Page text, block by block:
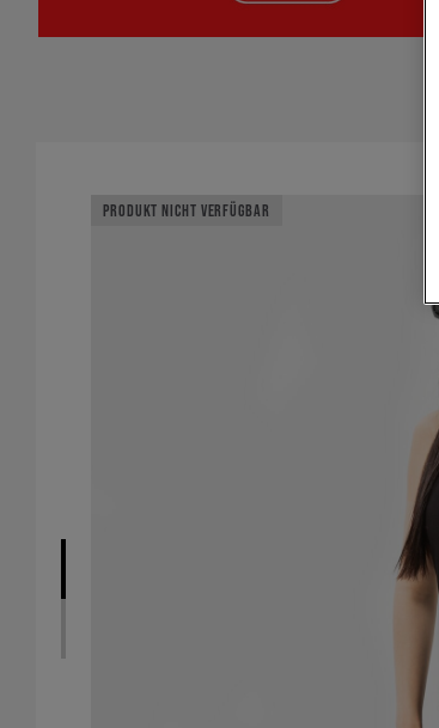
PRODUKT NICHT VERFÜGBAR